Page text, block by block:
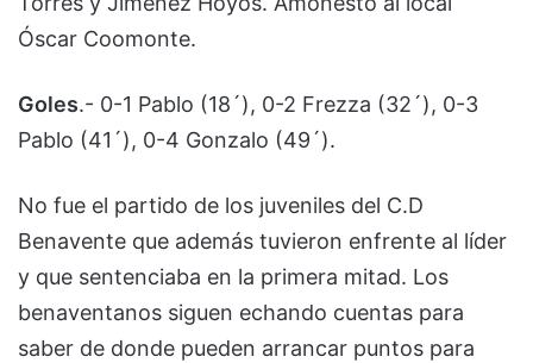
Óscar Coomonte.
Goles.- 0-1 Pablo (18´), 0-2 Frezza (32´), 0-3
Pablo (41´), 0-4 Gonzalo (49´).
No fue el partido de los juveniles del C.D
Benavente que además tuvieron enfrente al líder
y que sentenciaba en la primera mitad. Los
benaventanos siguen echando cuentas para
saber de donde pueden arrancar puntos para